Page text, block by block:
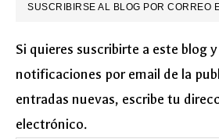
SUSCRIBIRSE AL BLOG POR CORREO
Si quieres suscribirte a este blog
notificaciones por email de la
entradas nuevas, escribe tu
electrónico.